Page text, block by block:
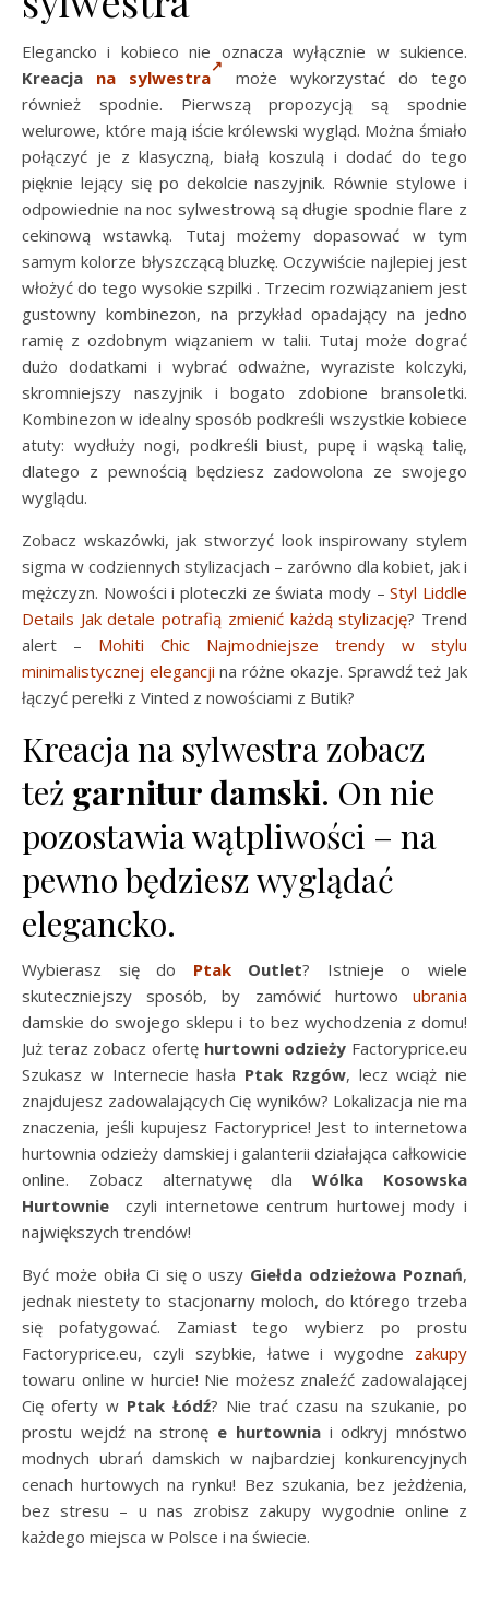
Elegancko i kobieco nie oznacza wyłącznie w sukience.
Kreacja na sylwestra
może wykorzystać do tego
również spodnie. Pierwszą propozycją są spodnie
welurowe, które mają iście królewski wygląd. Można śmiało
połączyć je z klasyczną, białą koszulą i dodać do tego
pięknie lejący się po dekolcie naszyjnik. Równie stylowe i
odpowiednie na noc sylwestrową są długie spodnie flare z
cekinową wstawką. Tutaj możemy dopasować w tym
samym kolorze błyszczącą bluzkę. Oczywiście najlepiej jest
włożyć do tego wysokie szpilki . Trzecim rozwiązaniem jest
gustowny kombinezon, na przykład opadający na jedno
ramię z ozdobnym wiązaniem w talii. Tutaj może dograć
dużo dodatkami i wybrać odważne, wyraziste kolczyki,
skromniejszy naszyjnik i bogato zdobione bransoletki.
Kombinezon w idealny sposób podkreśli wszystkie kobiece
atuty: wydłuży nogi, podkreśli biust, pupę i wąską talię,
dlatego z pewnością będziesz zadowolona ze swojego
wyglądu.
Zobacz wskazówki, jak stworzyć look inspirowany stylem
sigma w codziennych stylizacjach – zarówno dla kobiet, jak i
mężczyzn. Nowości i ploteczki ze świata mody –Styl Liddle
Details Jak detale potrafią zmienić każdą stylizację? Trend
alert – Mohiti Chic Najmodniejsze trendy w stylu
minimalistycznej elegancji na różne okazje. Sprawdź też Jak
łączyć perełki z Vinted z nowościami z Butik?
Kreacja na sylwestra zobacz
też garnitur damski. On nie
pozostawia wątpliwości – na
pewno będziesz wyglądać
elegancko.
Wybierasz się do PtakOutlet? Istnieje o wiele
skuteczniejszy sposób, by zamówić hurtowo ubrania
damskie do swojego sklepu i to bez wychodzenia z domu!
Już teraz zobacz ofertę hurtowni odzieży Factoryprice.eu
Szukasz w Internecie hasła Ptak Rzgów, lecz wciąż nie
znajdujesz zadowalających Cię wyników? Lokalizacja nie ma
znaczenia, jeśli kupujesz Factoryprice! Jest to internetowa
hurtownia odzieży damskiej i galanterii działająca całkowicie
online. Zobacz alternatywę dlaWólka Kosowska
Hurtownie czyli internetowe centrum hurtowej mody i
największych trendów!
Być może obiła Ci się o uszy Giełda odzieżowa Poznań,
jednak niestety to stacjonarny moloch, do którego trzeba
się pofatygować. Zamiast tego wybierz po prostu
Factoryprice.eu, czyli szybkie, łatwe i wygodne zakupy
towaru online w hurcie! Nie możesz znaleźć zadowalającej
Cię oferty w Ptak Łódź? Nie trać czasu na szukanie, po
prostu wejdź na stronę e hurtowniai odkryj mnóstwo
modnych ubrań damskich w najbardziej konkurencyjnych
cenach hurtowych na rynku! Bez szukania, bez jeżdżenia,
bez stresu – u nas zrobisz zakupy wygodnie online z
każdego miejsca w Polsce i na świecie.